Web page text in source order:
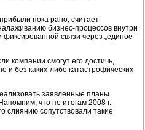
пока рано, считает
бизнес-процессов внутри
связи через „единое
компании смогут его достичь,
и без каких-либо катастрофических
заявленные планы
что по итогам 2008 г.
слиянию сопутствовали такие